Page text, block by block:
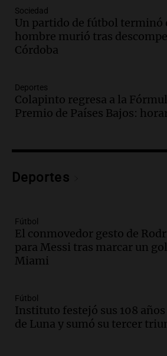
Episodios
Audio.Casabindo se
celebración única: 30.000
tradicional Toreo de la
Audio. Borges, abogada
"Tres hombres se lo
hacerle preguntas y
Episodios
metros del río Suquía y
Episodios
Audio.La historia de la
firmó Jorge Messi para
contrato de Leo con
Audio.Joan Gaspart:
Messi hubiera llegado
Sociedad
Un partido de fútbol terminó
hombre murió tras
Córdoba
Deportes
Colapinto regresa a la
Premio de Países Bajos:
Deportes
Fútbol
El conmovedor gesto de
para Messi tras marcar un
Miami
Fútbol
Instituto festejó sus 108
de Luna y sumó su tercer